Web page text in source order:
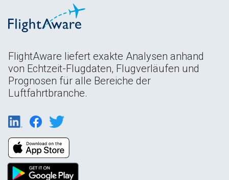
FlightAware liefert exakte Analysen anhand
von Echtzeit-Flugdaten, Flugverläufen und
Prognosen für alle Bereiche der
Luftfahrtbranche.